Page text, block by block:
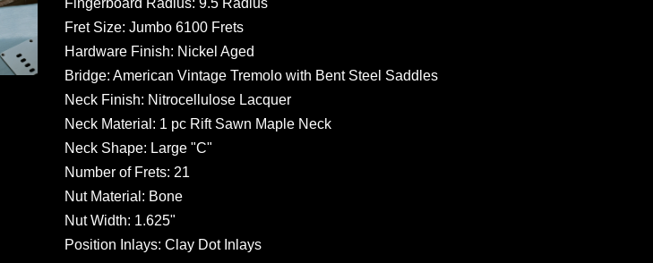
Fingerboard Radius: 9.5 Radius
Fret Size: Jumbo 6100 Frets
Hardware Finish: Nickel Aged
Bridge: American Vintage Tremolo with Bent Steel Saddles
Neck Finish: Nitrocellulose Lacquer
Neck Material: 1 pc Rift Sawn Maple Neck
Neck Shape: Large "C"
Number of Frets: 21
Nut Material: Bone
Nut Width: 1.625"
Position Inlays: Clay Dot Inlays